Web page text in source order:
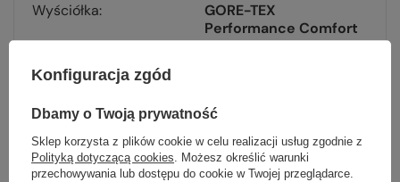
Wyściółka
GORE-TEX
Performance Comfort
Podeszwa
Typ pasujących raków
półautomatyczne
Waga [g]
1100
Konfiguracja zgód
Dbamy o Twoją prywatność
Sklep korzysta z plików cookie w celu realizacji usług zgodnie z
Polityką dotyczącą cookies. Możesz określić warunki
przechowywania lub dostępu do cookie w Twojej przeglądarce.